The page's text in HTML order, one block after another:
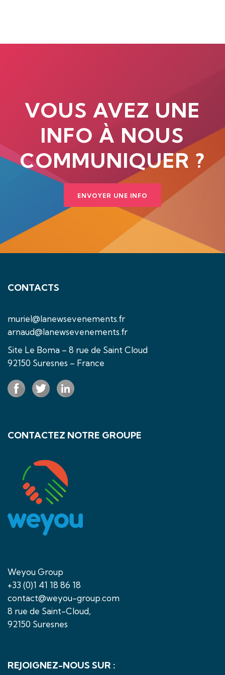
VOUS AVEZ UNE
INFO À NOUS
COMMUNIQUER ?
ENVOYER UNE INFO
CONTACTS
muriel@lanewsevenements.fr
arnaud@lanewsevenements.fr
Site Le Boma – 8 rue de Saint Cloud
92150 Suresnes – France
CONTACTEZ NOTRE GROUPE
Weyou Group
+33 (0)1 41 18 86 18
contact@weyou-group.com
8 rue de Saint-Cloud,
92150 Suresnes
REJOIGNEZ-NOUS SUR :